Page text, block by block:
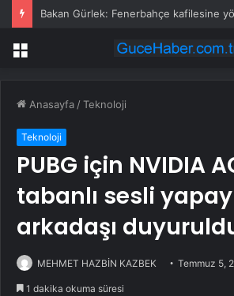
Menü
Anasayfa /Teknoloji
Teknoloji
PUBG için NVIDIA
tabanlı sesli
arkadaşı
MEHMET HAZBİN KAZBEK Temmuz 5,
1 dakika okuma süresi